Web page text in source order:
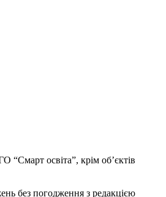
“Смарт освіта”, крім об’єктів
без погодження з редакцією